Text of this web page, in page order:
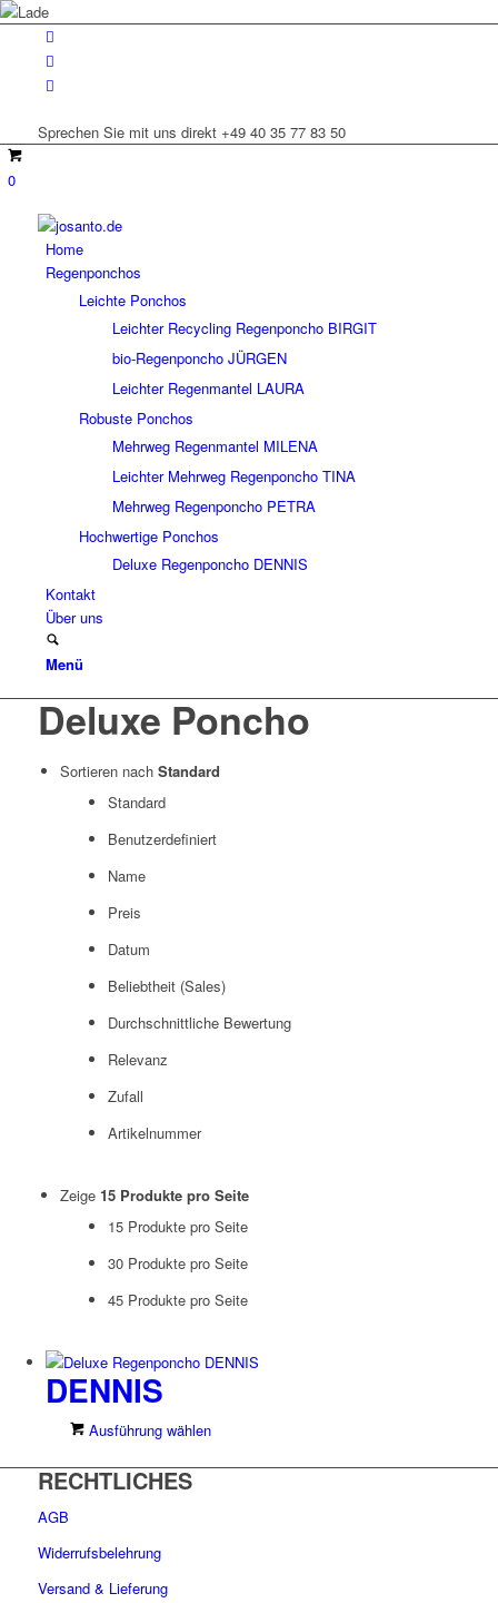
Sprechen Sie mit uns direkt +49 40 35 77 83 50
0
Home
Regenponchos
Leichte Ponchos
Leichter Recycling Regenponcho BIRGIT
bio-Regenponcho JÜRGEN
Leichter Regenmantel LAURA
Robuste Ponchos
Mehrweg Regenmantel MILENA
Leichter Mehrweg Regenponcho TINA
Mehrweg Regenponcho PETRA
Hochwertige Ponchos
Deluxe Regenponcho DENNIS
Kontakt
Über uns
Menü
Deluxe Poncho
Sortieren nach Standard
Standard
Benutzerdefiniert
Name
Preis
Datum
Beliebtheit (Sales)
Durchschnittliche Bewertung
Relevanz
Zufall
Artikelnummer
Zeige 15 Produkte pro Seite
15 Produkte pro Seite
30 Produkte pro Seite
45 Produkte pro Seite
DENNIS
Ausführung wählen
weist
RECHTLICHES
AGB
Widerrufsbelehrung
Versand & Lieferung